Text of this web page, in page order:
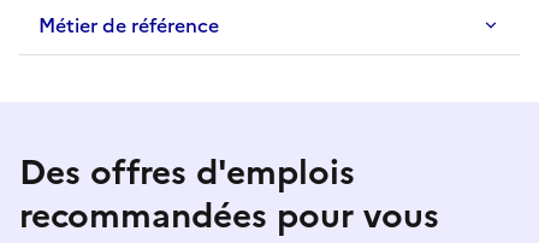
Métier de référence
Des offres d'emplois
recommandées pour vous